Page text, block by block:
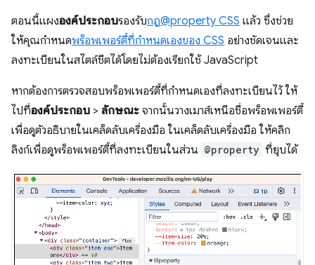
ตอนนี้แผงองค์ประกอบรองรับกฎ@property CSS แล้ว ซึ่งช่วย
ให้คุณกำหนดพร็อพเพอร์ตี้ที่กำหนดเองของ CSS อย่างชัดเจนและ
ลงทะเบียนในสไตล์ชีตได้โดยไม่ต้องเรียกใช้ JavaScript
หากต้องการตรวจสอบพร็อพเพอร์ตี้ที่กําหนดเองที่ลงทะเบียนไว้ ให้
ไปที่องค์ประกอบ > ลักษณะ จากนั้นวางเมาส์เหนือชื่อพร็อพเพอร์ตี้
เพื่อดูตัวอธิบายในเคล็ดลับเครื่องมือ ในเคล็ดลับเครื่องมือ ให้คลิก
ลิงก์เพื่อดูพร็อพเพอร์ตี้ที่ลงทะเบียนในส่วน @property ที่ยุบได้